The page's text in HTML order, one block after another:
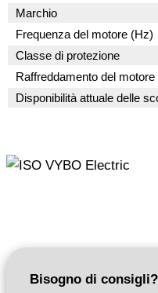
Marchio
Frequenza del motore (Hz)
Classe di protezione
Raffreddamento del motore
Disponibilità attuale delle
Bisogno di